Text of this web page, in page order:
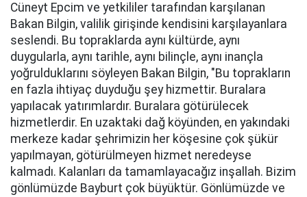
Cüneyt Epcim ve yetkililer tarafından karşılanan
Bakan Bilgin, valilik girişinde kendisini karşılayanlara
seslendi. Bu topraklarda aynı kültürde, aynı
duygularla, aynı tarihle, aynı bilinçle, aynı inançla
yoğrulduklarını söyleyen Bakan Bilgin, "Bu toprakların
en fazla ihtiyaç duyduğu şey hizmettir. Buralara
yapılacak yatırımlardır. Buralara götürülecek
hizmetlerdir. En uzaktaki dağ köyünden, en yakındaki
merkeze kadar şehrimizin her köşesine çok şükür
yapılmayan, götürülmeyen hizmet neredeyse
kalmadı. Kalanları da tamamlayacağız inşallah. Bizim
gönlümüzde Bayburt çok büyüktür. Gönlümüzde ve